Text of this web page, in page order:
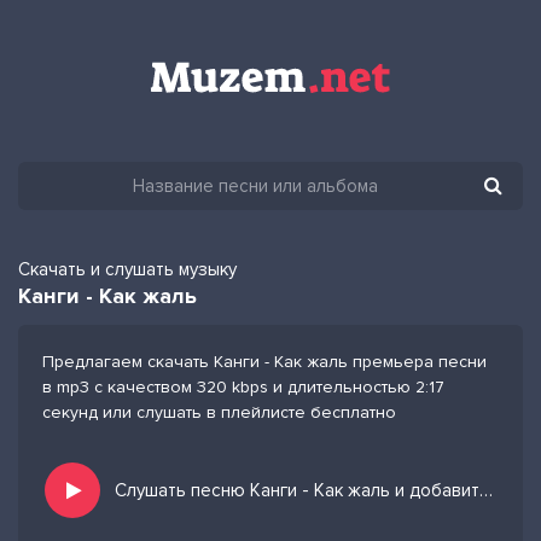
Скачать и слушать музыку
Канги - Как жаль
Предлагаем скачать Канги - Как жаль премьера песни
в mp3 с качеством 320 kbps и длительностью 2:17
секунд или слушать в плейлисте бесплатно
Слушать песню Канги - Как жаль и добавить в избранных